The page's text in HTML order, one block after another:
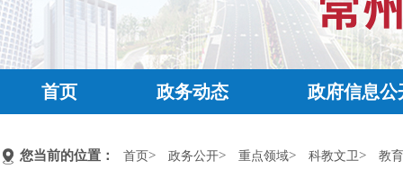
首页 政务动态 政府信息公
您当前的位置： 首页> 政务公开> 重点领域> 科教文卫> 教